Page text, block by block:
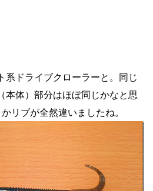
系ドライブクローラーと。同じ
本体）部分はほぼ同じかなと思
リブが全然違いましたね。